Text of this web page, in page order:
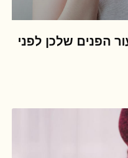
הפנים שלכן לפני